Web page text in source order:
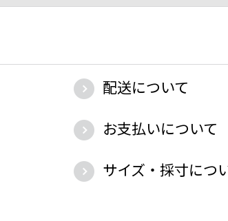
配送について
お支払いについて
サイズ・採寸につ